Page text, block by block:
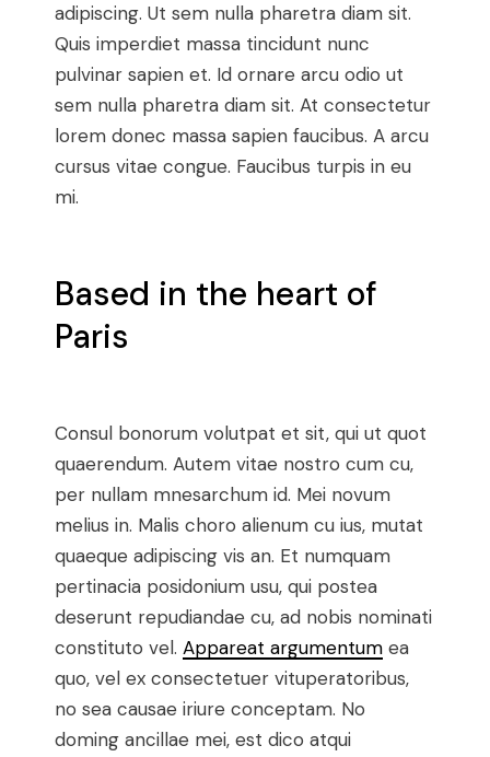
adipiscing. Ut sem nulla pharetra diam sit.
Quis imperdiet massa tincidunt nunc
pulvinar sapien et. Id ornare arcu odio ut
sem nulla pharetra diam sit. At consectetur
lorem donec massa sapien faucibus. A arcu
cursus vitae congue. Faucibus turpis in eu
mi.
Based in the heart of
Paris
Consul bonorum volutpat et sit, qui ut quot
quaerendum. Autem vitae nostro cum cu,
per nullam mnesarchum id. Mei novum
melius in. Malis choro alienum cu ius, mutat
quaeque adipiscing vis an. Et numquam
pertinacia posidonium usu, qui postea
deserunt repudiandae cu, ad nobis nominati
constituto vel.Appareat argumentum ea
quo, vel ex consectetuer vituperatoribus,
no sea causae iriure conceptam. No
doming ancillae mei, est dico atqui